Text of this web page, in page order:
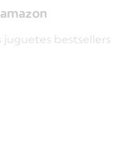
juguetes bestsellers